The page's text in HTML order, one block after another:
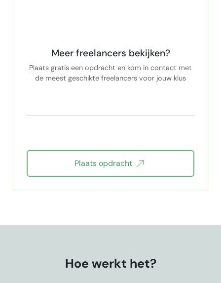
Meer freelancers bekijken?
Plaats gratis een opdracht en kom in contact met
de meest geschikte freelancers voor jouw klus
Plaats opdracht
Hoe werkt het?